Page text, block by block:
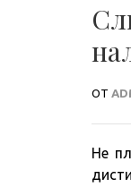
ОТ
Не